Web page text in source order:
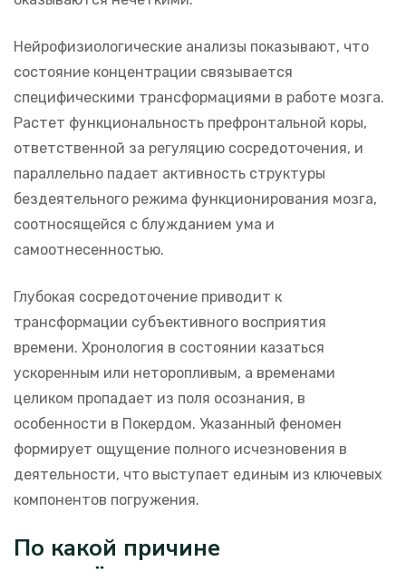
Нейрофизиологические анализы показывают, что
состояние концентрации связывается
специфическими трансформациями в работе мозга.
Растет функциональность префронтальной коры,
ответственной за регуляцию сосредоточения, и
параллельно падает активность структуры
бездеятельного режима функционирования мозга,
соотносящейся с блужданием ума и
самоотнесенностью.
Глубокая сосредоточение приводит к
трансформации субъективного восприятия
времени. Хронология в состоянии казаться
ускоренным или неторопливым, а временами
целиком пропадает из поля осознания, в
особенности в Покердом. Указанный феномен
формирует ощущение полного исчезновения в
деятельности, что выступает единым из ключевых
компонентов погружения.
По какой причине